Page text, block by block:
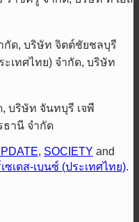
กัด, บริษัท จิตต์ชัยชลบุรี
เทศไทย) จำกัด, บริษัท
บริษัท จันทบุรี เจพี
ธานี จำกัด
, SOCIETY and
ซเดส-เบนซ์ (ประเทศไทย).